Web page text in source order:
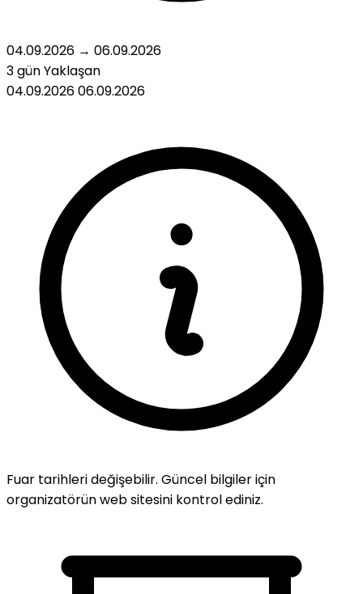
04.09.2026 → 06.09.2026
3 günYaklaşan
04.09.202606.09.2026
Fuar tarihleri değişebilir. Güncel bilgiler için
organizatörün web sitesini kontrol ediniz.